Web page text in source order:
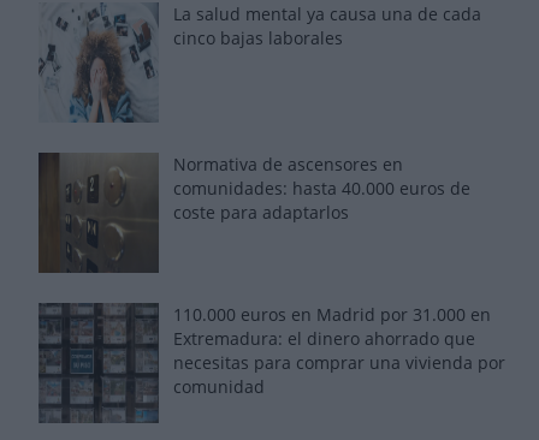
La salud mental ya causa una de cada
cinco bajas laborales
Normativa de ascensores en
comunidades: hasta 40.000 euros de
coste para adaptarlos
110.000 euros en Madrid por 31.000 en
Extremadura: el dinero ahorrado que
necesitas para comprar una vivienda por
comunidad